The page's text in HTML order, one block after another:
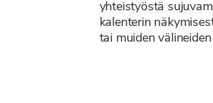
yhteistyöstä
kalenterin
tai muiden